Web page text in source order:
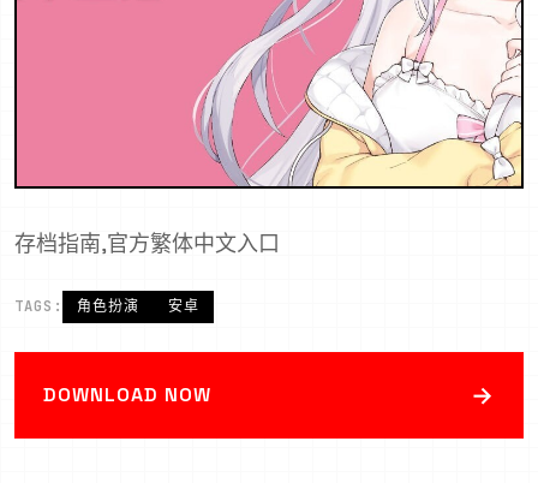
存档指南,官方繁体中文入口
TAGS: 角色扮演 安卓
DOWNLOAD NOW →